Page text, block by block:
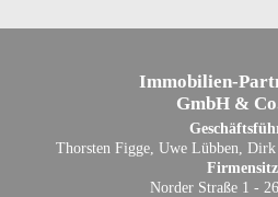
Immobilien-
GmbH &
Thorsten Figge, Uwe Lübben,
Norder Straße 1 -